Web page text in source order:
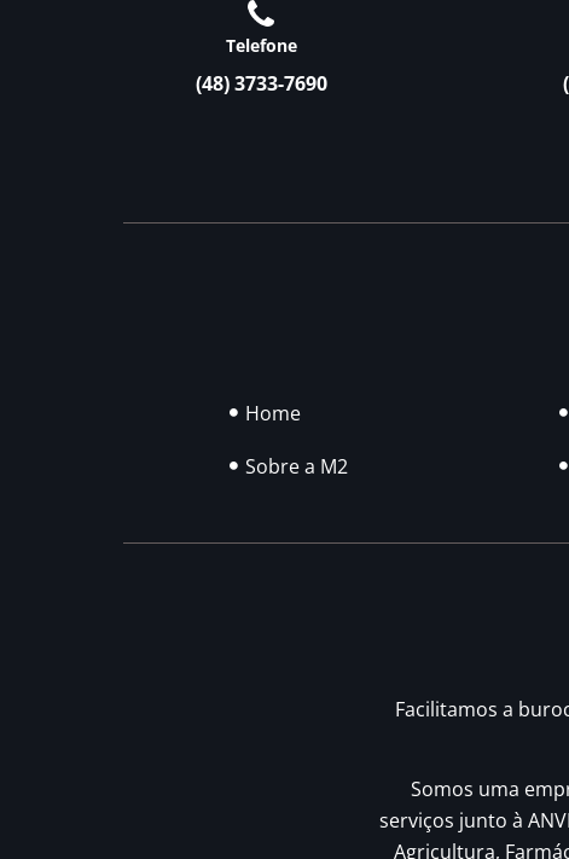
Telefone
(48) 3733-7690
Home
Sobre a M2
Facilitamos a
Somos uma
serviços junto à
Agricultura,